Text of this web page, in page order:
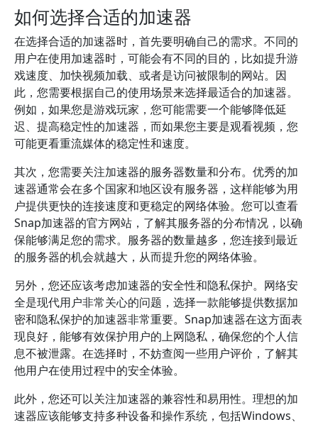
如何选择合适的加速器
在选择合适的加速器时，首先要明确自己的需求。不同的
用户在使用加速器时，可能会有不同的目的，比如提升游
戏速度、加快视频加载、或者是访问被限制的网站。因
此，您需要根据自己的使用场景来选择最适合的加速器。
例如，如果您是游戏玩家，您可能需要一个能够降低延
迟、提高稳定性的加速器，而如果您主要是观看视频，您
可能更看重流媒体的稳定性和速度。
其次，您需要关注加速器的服务器数量和分布。优秀的加
速器通常会在多个国家和地区设有服务器，这样能够为用
户提供更快的连接速度和更稳定的网络体验。您可以查看
Snap加速器的官方网站，了解其服务器的分布情况，以确
保能够满足您的需求。服务器的数量越多，您连接到最近
的服务器的机会就越大，从而提升您的网络体验。
另外，您还应该考虑加速器的安全性和隐私保护。网络安
全是现代用户非常关心的问题，选择一款能够提供数据加
密和隐私保护的加速器非常重要。Snap加速器在这方面表
现良好，能够有效保护用户的上网隐私，确保您的个人信
息不被泄露。在选择时，不妨查阅一些用户评价，了解其
他用户在使用过程中的安全体验。
此外，您还可以关注加速器的兼容性和易用性。理想的加
速器应该能够支持多种设备和操作系统，包括Windows、